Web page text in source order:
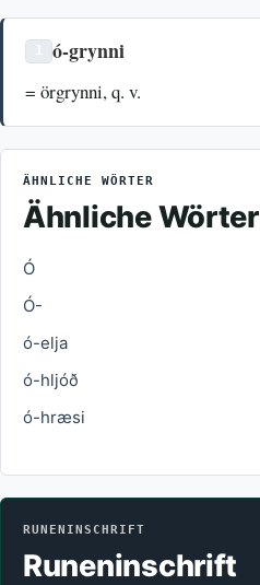
ó-grynni
= örgrynni, q. v.
ÄHNLICHE WÖRTER
Ähnliche Wörter
Ó
Ó-
ó-elja
ó-hljóð
ó-hræsi
RUNENINSCHRIFT
Runeninschrift